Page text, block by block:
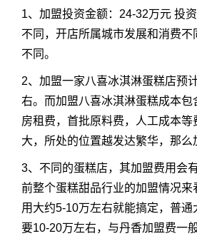
1、加盟投资金额：24-32万元 投
不同，开店所属城市发展和消费
不同。
2、加盟一家八喜冰淇淋蛋糕店预
右。而加盟八喜冰淇淋蛋糕成本包
房租费，首批原料费，人工成本
大，所处的位置越发达繁华，那么
3、不同的蛋糕店，其加盟费用会
前整个蛋糕甜品行业的加盟情况来
用大约5-10万左右就能搞定，普通
要10-20万左右，与丹香加盟费一